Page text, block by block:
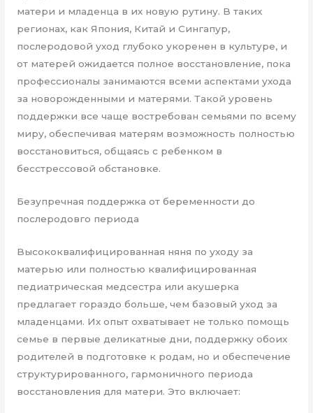
матери и младенца в их новую рутину. В таких
регионах, как Япония, Китай и Сингапур,
послеродовой уход глубоко укоренен в культуре, и
от матерей ожидается полное восстановление, пока
профессионалы занимаются всеми аспектами ухода
за новорожденными и матерями. Такой уровень
поддержки все чаще востребован семьями по всему
миру, обеспечивая матерям возможность полностью
восстановиться, общаясь с ребенком в
бесстрессовой обстановке.
Безупречная поддержка от беременности до
послеродовго периода
Высококвалифицированная няня по уходу за
матерью или полностью квалифицированная
педиатрическая медсестра или акушерка
предлагает гораздо больше, чем базовый уход за
младенцами. Их опыт охватывает не только помощь
семье в первые деликатные дни, поддержку обоих
родителей в подготовке к родам, но и обеспечение
структурированного, гармоничного периода
восстановления для матери. Это включает: